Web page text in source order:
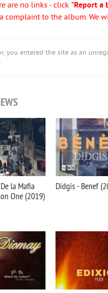
are no links - click "Report a
complaint to the album. We
you entered the site as an
la Mafia
One (2019)
Didgis - Benef